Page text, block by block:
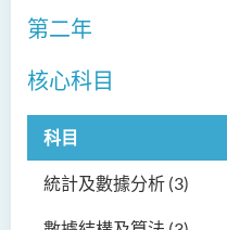
第二年
核心科目
科目
統計及數據分析 (3)